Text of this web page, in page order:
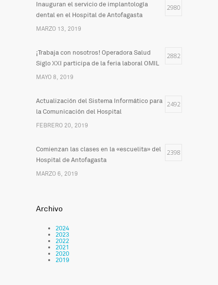
Inauguran el servicio de implantología
dental en el Hospital de Antofagasta
2980
MARZO 13, 2019
¡Trabaja con nosotros! Operadora Salud
Siglo XXI participa de la feria laboral OMIL
2882
MAYO 8, 2019
Actualización del Sistema Informático para
la Comunicación del Hospital
2492
FEBRERO 20, 2019
Comienzan las clases en la «escuelita» del
Hospital de Antofagasta
2398
MARZO 6, 2019
Archivo
2024
2023
2022
2021
2020
2019